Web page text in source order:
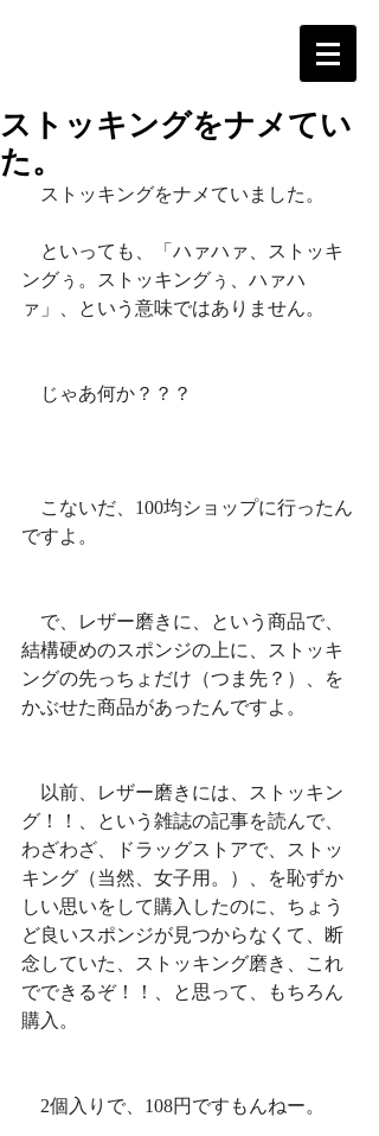
ストッキングをナメてい
た。
ストッキングをナメていました。
といっても、「ハァハァ、ストッキ
ングぅ。ストッキングぅ、ハァハ
ァ」、という意味ではありません。
じゃあ何か？？？
こないだ、100均ショップに行ったん
ですよ。
で、レザー磨きに、という商品で、
結構硬めのスポンジの上に、ストッキ
ングの先っちょだけ（つま先？）、を
かぶせた商品があったんですよ。
以前、レザー磨きには、ストッキン
グ！！、という雑誌の記事を読んで、
わざわざ、ドラッグストアで、ストッ
キング（当然、女子用。）、を恥ずか
しい思いをして購入したのに、ちょう
ど良いスポンジが見つからなくて、断
念していた、ストッキング磨き、これ
でできるぞ！！、と思って、もちろん
購入。
2個入りで、108円ですもんねー。